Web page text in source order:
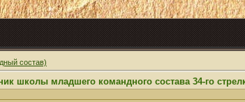
состав)
младшего командного состава 34-го